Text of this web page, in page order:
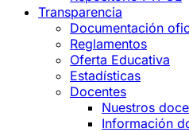
Transparencia
Documentación
Reglamentos
Oferta Educativa
Estadísticas
Docentes
Nuestros
Información